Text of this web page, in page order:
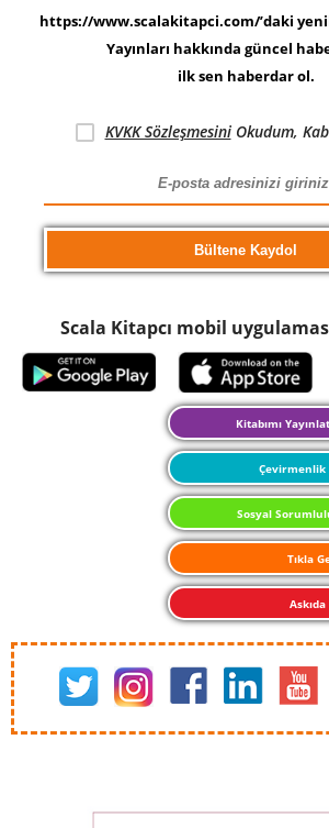
https://www.scalakitapci.com/’daki
Yayınları hakkında güncel
ilk sen haberdar ol.
KVKK SözleşmesiniOkudum,
Scala Kitapcı mobil
Kitabımı
Çevirmenlik
Sosyal
Tıkla